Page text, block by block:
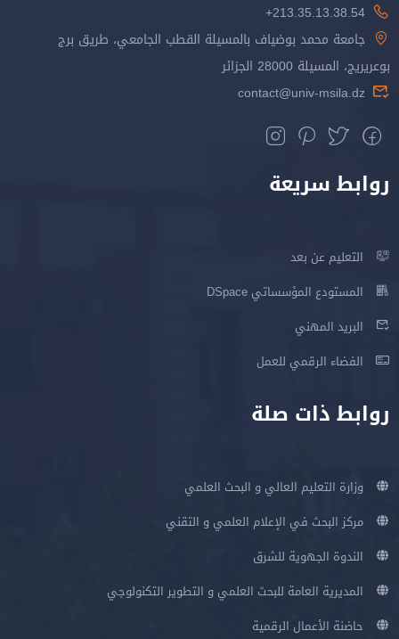
213.35.13.38.54+
جامعة محمد بوضياف بالمسيلة القطب الجامعي، طريق برج
بوعريريج، المسيلة 28000 الجزائر
contact@univ-msila.dz
روابط سريعة
التعليم عن بعد
المستودع المؤسساتي DSpace
البريد المهني
الفضاء الرقمي للعمل
روابط ذات صلة
وزارة التعليم العالي و البحث العلمي
مركز البحث في الإعلام العلمي و التقني
الندوة الجهوية للشرق
المديرية العامة للبحث العلمي و التطوير التكنولوجي
حاضنة الأعمال الرقمية